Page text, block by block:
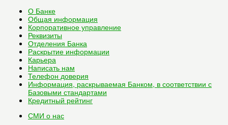
О Банке
Общая информация
Корпоративное управление
Реквизиты
Отделения Банка
Раскрытие информации
Карьера
Написать нам
Телефон доверия
Информация, раскрываемая Банком, в соответствии с
Базовыми стандартами
Кредитный рейтинг
СМИ о нас